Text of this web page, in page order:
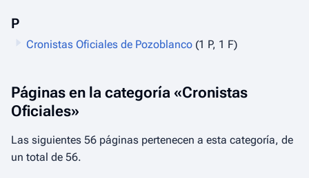
P
Cronistas Oficiales de Pozoblanco (1 P, 1 F)
Páginas en la categoría «Cronistas
Oficiales»
Las siguientes 56 páginas pertenecen a esta categoría, de
un total de 56.